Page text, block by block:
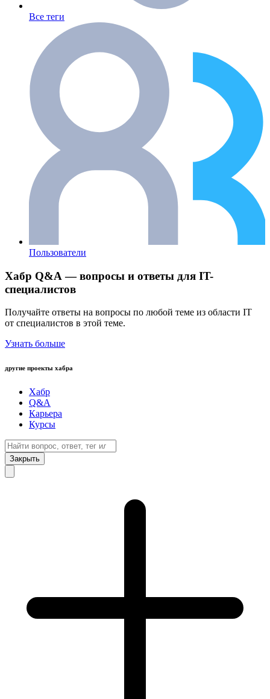
Все теги
Пользователи
Хабр Q&A — вопросы и ответы для IT-
специалистов
Получайте ответы на вопросы по любой теме из области IT
от специалистов в этой теме.
Узнать больше
другие проекты хабра
Хабр
Q&A
Карьера
Курсы
Закрыть